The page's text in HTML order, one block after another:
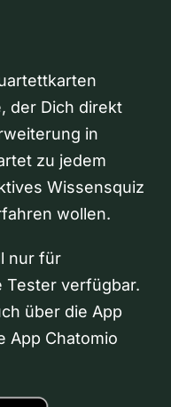
der Dich direkt
in
zu jedem
Wissensquiz
wollen.
nur für
Tester verfügbar.
über die App
App Chatomio